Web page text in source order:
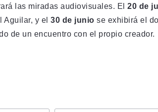
las miradas audiovisuales. El 20 de
Aguilar, y el 30 de junio se exhibirá el
de un encuentro con el propio creador.